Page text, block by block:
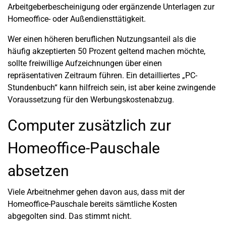
Arbeitgeberbescheinigung oder ergänzende Unterlagen zur
Homeoffice- oder Außendiensttätigkeit.
Wer einen höheren beruflichen Nutzungsanteil als die
häufig akzeptierten 50 Prozent geltend machen möchte,
sollte freiwillige Aufzeichnungen über einen
repräsentativen Zeitraum führen. Ein detailliertes „PC-
Stundenbuch“ kann hilfreich sein, ist aber keine zwingende
Voraussetzung für den Werbungskostenabzug.
Computer zusätzlich zur
Homeoffice-Pauschale
absetzen
Viele Arbeitnehmer gehen davon aus, dass mit der
Homeoffice-Pauschale bereits sämtliche Kosten
abgegolten sind. Das stimmt nicht.